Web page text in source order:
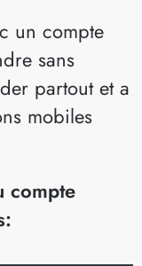
un compte
sans
partout et a
mobiles
compte